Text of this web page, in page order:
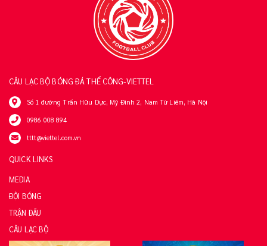
CÂU LẠC BỘ BÓNG ĐÁ THỂ CÔNG-VIETTEL
Số 1 đường Trần Hữu Dực, Mỹ Đình 2, Nam Từ Liêm, Hà Nội
0986 008 894
tttt@viettel.com.vn
QUICK LINKS
MEDIA
ĐỘI BÓNG
TRẬN ĐẤU
CÂU LẠC BỘ